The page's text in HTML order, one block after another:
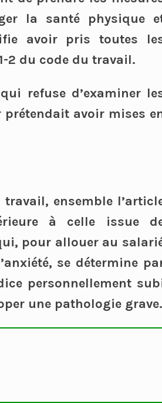
la santé physique
avoir pris toutes
2 du code du travail.
refuse d’examiner
prétendait avoir mises
travail, ensemble
à celle issue
pour allouer au
se détermine
personnellement
une pathologie grave.